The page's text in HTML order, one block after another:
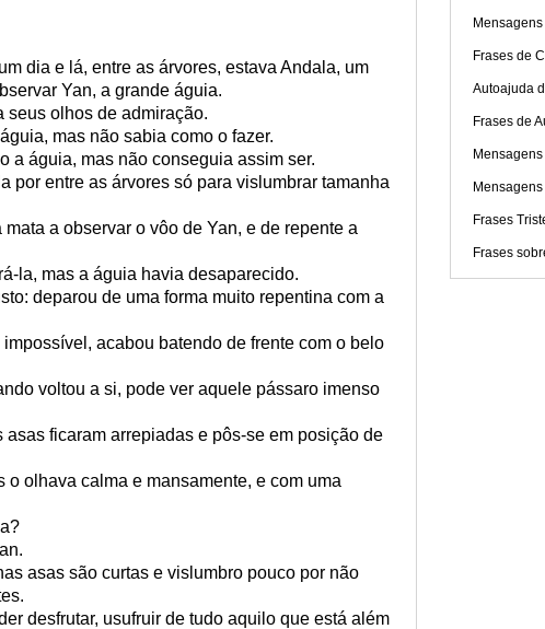
dia e lá, entre as árvores, estava Andala, um
Yan, a grande águia.
seus olhos de admiração.
mas não sabia como o fazer.
a águia, mas não conseguia assim ser.
por entre as árvores só para vislumbrar tamanha
a observar o vôo de Yan, e de repente a
la, mas a águia havia desaparecido.
deparou de uma forma muito repentina com a
acabou batendo de frente com o belo
voltou a si, pode ver aquele pássaro imenso
ficaram arrepiadas e pôs-se em posição de
olhava calma e mansamente, e com uma
asas são curtas e vislumbro pouco por não
desfrutar, usufruir de tudo aquilo que está além
Frases de
Autoajuda
Frases de
Frases
Frases